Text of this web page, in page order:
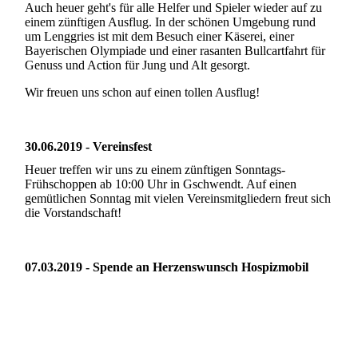
Auch heuer geht's für alle Helfer und Spieler wieder auf zu
einem zünftigen Ausflug. In der schönen Umgebung rund
um Lenggries ist mit dem Besuch einer Käserei, einer
Bayerischen Olympiade und einer rasanten Bullcartfahrt für
Genuss und Action für Jung und Alt gesorgt.
Wir freuen uns schon auf einen tollen Ausflug!
30.06.2019 - Vereinsfest
Heuer treffen wir uns zu einem zünftigen Sonntags-
Frühschoppen ab 10:00 Uhr in Gschwendt. Auf einen
gemütlichen Sonntag mit vielen Vereinsmitgliedern freut sich
die Vorstandschaft!
07.03.2019 - Spende an Herzenswunsch Hospizmobil